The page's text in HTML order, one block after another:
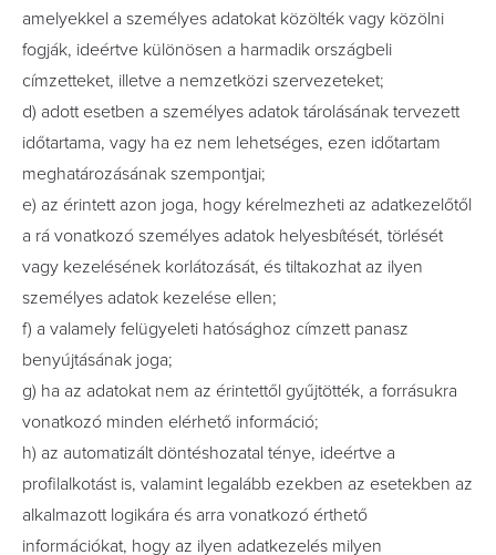
amelyekkel a személyes adatokat közölték vagy közölni
fogják, ideértve különösen a harmadik országbeli
címzetteket, illetve a nemzetközi szervezeteket;
d) adott esetben a személyes adatok tárolásának tervezett
időtartama, vagy ha ez nem lehetséges, ezen időtartam
meghatározásának szempontjai;
e) az érintett azon joga, hogy kérelmezheti az adatkezelőtől
a rá vonatkozó személyes adatok helyesbítését, törlését
vagy kezelésének korlátozását, és tiltakozhat az ilyen
személyes adatok kezelése ellen;
f) a valamely felügyeleti hatósághoz címzett panasz
benyújtásának joga;
g) ha az adatokat nem az érintettől gyűjtötték, a forrásukra
vonatkozó minden elérhető információ;
h) az automatizált döntéshozatal ténye, ideértve a
profilalkotást is, valamint legalább ezekben az esetekben az
alkalmazott logikára és arra vonatkozó érthető
információkat, hogy az ilyen adatkezelés milyen